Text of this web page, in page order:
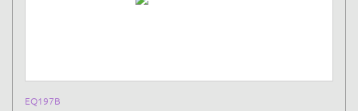
EQ197B